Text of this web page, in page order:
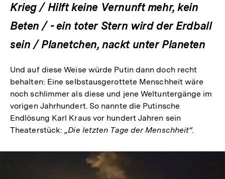
Krieg / Hilft keine Vernunft mehr, kein
Beten / - ein toter Stern wird der Erdball
sein / Planetchen, nackt unter Planeten
Und auf diese Weise würde Putin dann doch recht
behalten: Eine selbstausgerottete Menschheit wäre
noch schlimmer als diese und jene Weltuntergänge im
vorigen Jahrhundert. So nannte die Putinsche
Endlösung Karl Kraus vor hundert Jahren sein
Theaterstück:„Die letzten Tage der Menschheit“.